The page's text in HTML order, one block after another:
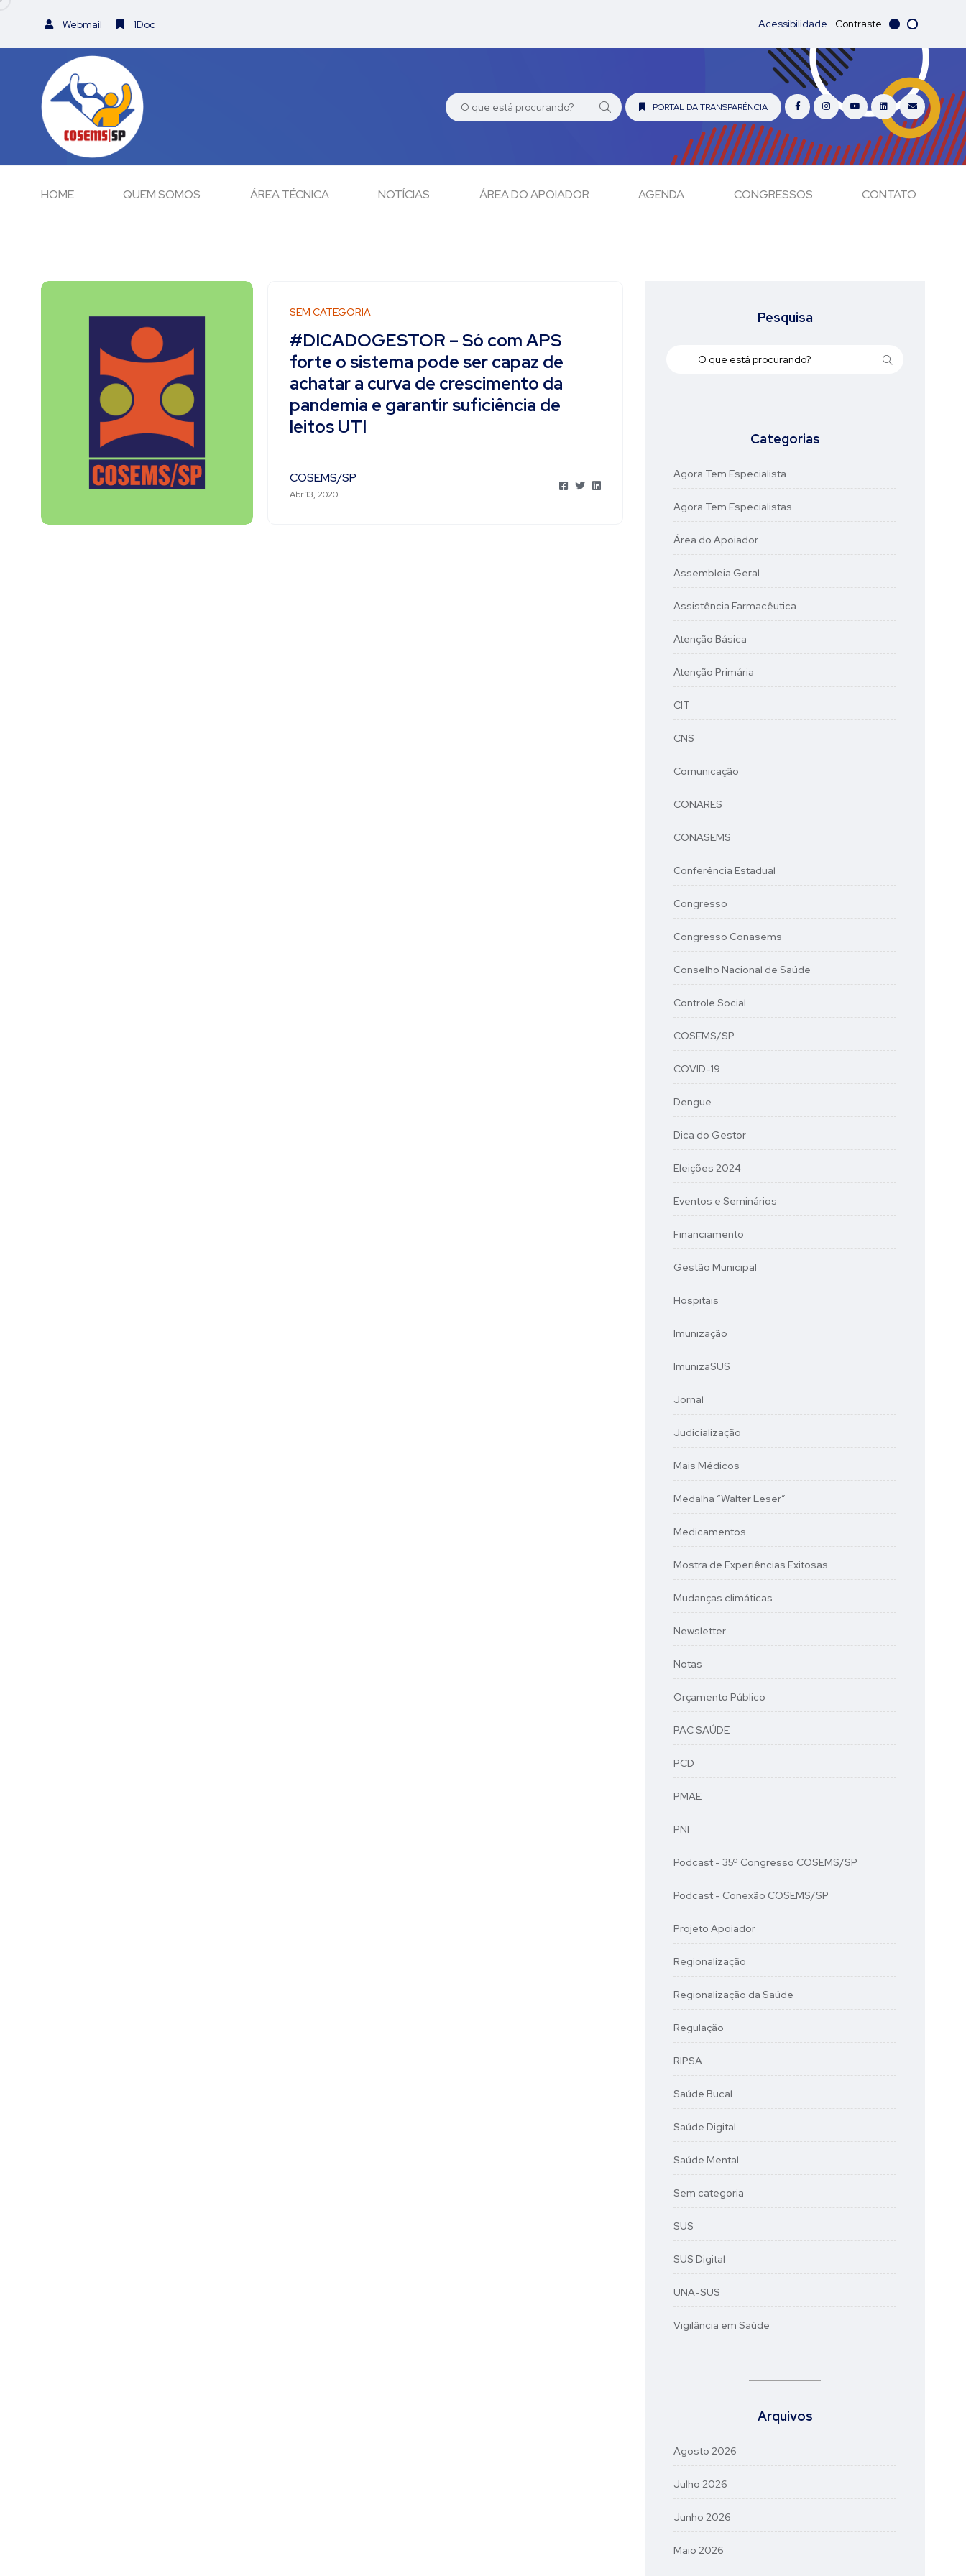
Webmail 1Doc Acessibilidade Contraste
PORTAL DA TRANSPARÊNCIA
HOME QUEM SOMOS ÁREA TÉCNICA NOTÍCIAS ÁREA DO APOIADOR AGENDA CONGRESSOS CONTATO
SEM CATEGORIA
#DICADOGESTOR – Só com APS
forte o sistema pode ser capaz de
achatar a curva de crescimento da
pandemia e garantir suficiência de
leitos UTI
COSEMS/SP
Abr 13, 2020
Pesquisa
Categorias
Agora Tem Especialista
Agora Tem Especialistas
Área do Apoiador
Assembleia Geral
Assistência Farmacêutica
Atenção Básica
Atenção Primária
CIT
CNS
Comunicação
CONARES
CONASEMS
Conferência Estadual
Congresso
Congresso Conasems
Conselho Nacional de Saúde
Controle Social
COSEMS/SP
COVID-19
Dengue
Dica do Gestor
Eleições 2024
Eventos e Seminários
Financiamento
Gestão Municipal
Hospitais
Imunização
ImunizaSUS
Jornal
Judicialização
Mais Médicos
Medalha “Walter Leser”
Medicamentos
Mostra de Experiências Exitosas
Mudanças climáticas
Newsletter
Notas
Orçamento Público
PAC SAÚDE
PCD
PMAE
PNI
Podcast - 35º Congresso COSEMS/SP
Podcast - Conexão COSEMS/SP
Projeto Apoiador
Regionalização
Regionalização da Saúde
Regulação
RIPSA
Saúde Bucal
Saúde Digital
Saúde Mental
Sem categoria
SUS
SUS Digital
UNA-SUS
Vigilância em Saúde
Arquivos
Agosto 2026
Julho 2026
Junho 2026
Maio 2026